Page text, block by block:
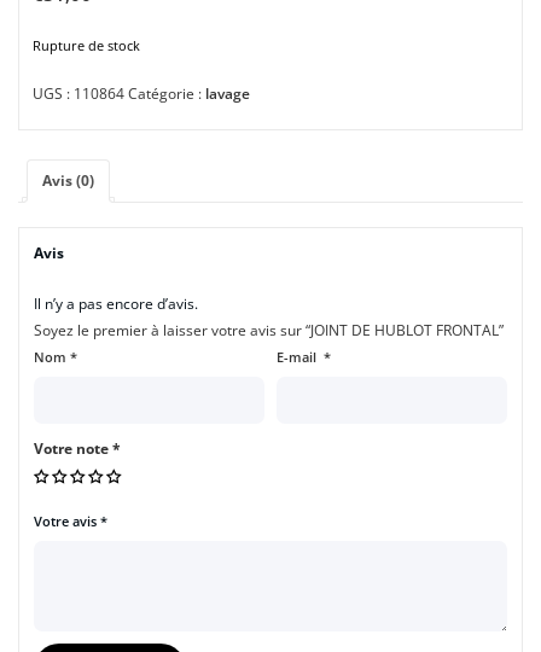
Rupture de stock
UGS : 110864Catégorie : lavage
Avis (0)
Avis
Il n’y a pas encore d’avis.
Soyez le premier à laisser votre avis sur “JOINT DE HUBLOT FRONTAL”
Nom * E-mail *
Votre note*
Votre avis *